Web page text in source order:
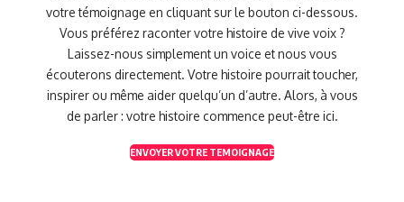
votre témoignage en cliquant sur le bouton ci-dessous.
Vous préférez raconter votre histoire de vive voix ?
Laissez-nous simplement un voice et nous vous
écouterons directement. Votre histoire pourrait toucher,
inspirer ou même aider quelqu’un d’autre. Alors, à vous
de parler : votre histoire commence peut-être ici.
ENVOYER VOTRE TEMOIGNAGE